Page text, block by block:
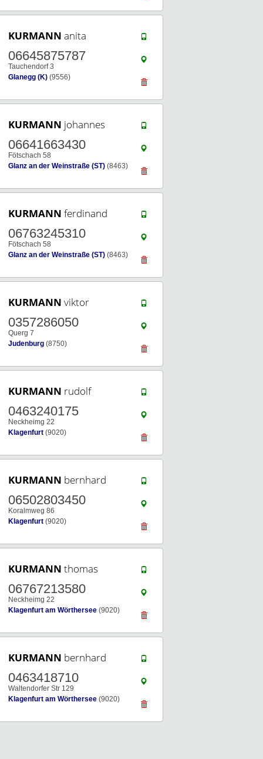
KURMANN anita
06645875787
Tauchendorf 3
Glanegg (K) (9556)
KURMANN johannes
06641663430
Fötschach 58
Glanz an der Weinstraße (ST) (8463)
KURMANN ferdinand
06763245310
Fötschach 58
Glanz an der Weinstraße (ST) (8463)
KURMANN viktor
0357286050
Querg 7
Judenburg (8750)
KURMANN rudolf
0463240175
Neckheimg 22
Klagenfurt (9020)
KURMANN bernhard
06502803450
Koralmweg 86
Klagenfurt (9020)
KURMANN thomas
06767213580
Neckheimg 22
Klagenfurt am Wörthersee (9020)
KURMANN bernhard
0463418710
Waltendorfer Str 129
Klagenfurt am Wörthersee (9020)